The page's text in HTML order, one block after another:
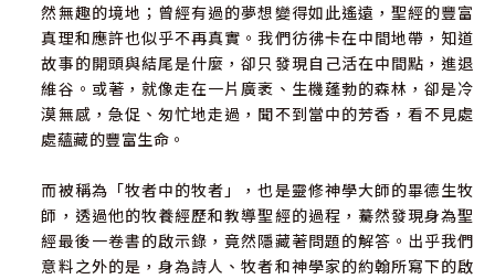
然無趣的境地；曾經有過的夢想變得如此遙遠，聖經的豐富
真理和應許也似乎不再真實。我們彷彿卡在中間地帶，知道
故事的開頭與結尾是什麼，卻只發現自己活在中間點，進退
維谷。或著，就像走在一片廣袤、生機蓬勃的森林，卻是冷
漠無感，急促、匆忙地走過，聞不到當中的芳香，看不見處
處蘊藏的豐富生命。
而被稱為「牧者中的牧者」，也是靈修神學大師的畢德生牧
師，透過他的牧養經歷和教導聖經的過程，驀然發現身為聖
經最後一卷書的啟示錄，竟然隱藏著問題的解答。出乎我們
意料之外的是，身為詩人、牧者和神學家的約翰所寫下的啟